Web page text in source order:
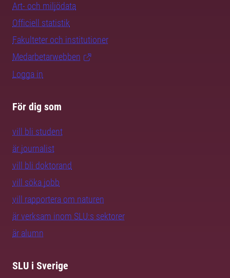
Art- och miljödata
Officiell statistik
Fakulteter och institutioner
Medarbetarwebben
Logga in
För dig som
vill bli student
är journalist
vill bli doktorand
vill söka jobb
vill rapportera om naturen
är verksam inom SLU:s sektorer
är alumn
SLU i Sverige